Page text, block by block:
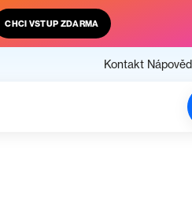
CHCI VSTUP ZDARMA
Kontakt